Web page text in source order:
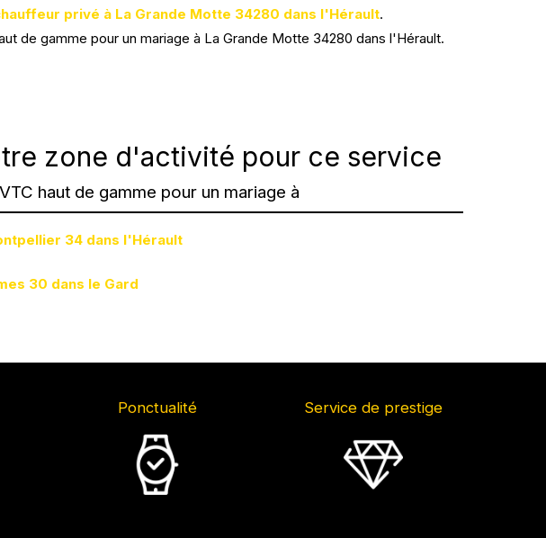
privé à La Grande Motte 34280 dans l'Hérault.
de gamme pour un mariage à La Grande Motte 34280 dans l'Hérault.
zone d'activité pour ce service
haut de gamme pour un mariage à
34 dans l'Hérault
30 dans le Gard
Ponctualité Service de prestige